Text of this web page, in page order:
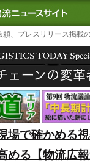
｜国内最大
頼、プレスリリース掲載
場で確かめる
める【物流広